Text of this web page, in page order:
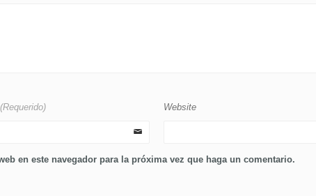
(Requerido) Website
en este navegador para la próxima vez que haga un comentario.